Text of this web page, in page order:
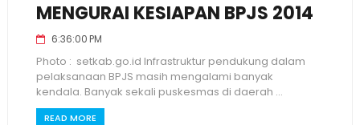
MENGURAI KESIAPAN BPJS 2014
6:36:00 PM
Photo : setkab.go.id Infrastruktur pendukung dalam
pelaksanaan BPJS masih mengalami banyak
kendala. Banyak sekali puskesmas di daerah ...
READ MORE